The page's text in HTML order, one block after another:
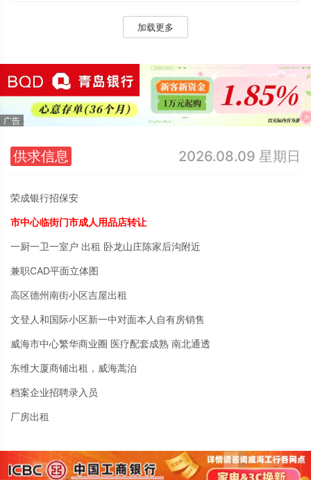
加载更多
供求信息 2026.08.09 星期日
荣成银行招保安
市中心临街门市成人用品店转让
一厨一卫一室户 出租 卧龙山庄陈家后沟附近
兼职CAD平面立体图
高区德州南街小区吉屋出租
文登人和国际小区新一中对面本人自有房销售
威海市中心繁华商业圈 医疗配套成熟 南北通透
东维大厦商铺出租，威海蒿泊
档案企业招聘录入员
厂房出租